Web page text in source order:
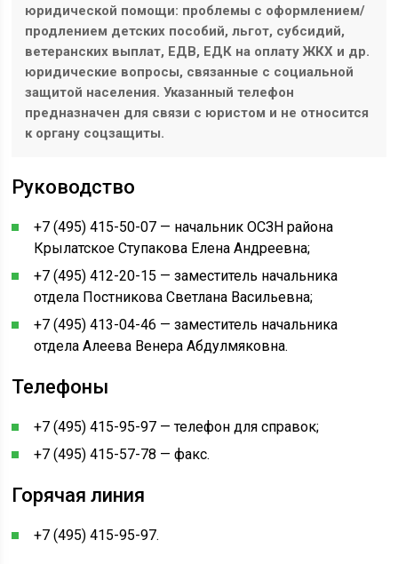
юридической помощи: проблемы с оформлением/
продлением детских пособий, льгот, субсидий,
ветеранских выплат, ЕДВ, ЕДК на оплату ЖКХ и др.
юридические вопросы, связанные с социальной
защитой населения. Указанный телефон
предназначен для связи с юристом и не относится
к органу соцзащиты.
Руководство
+7 (495) 415-50-07 — начальник ОСЗН района
Крылатское Ступакова Елена Андреевна;
+7 (495) 412-20-15 — заместитель начальника
отдела Постникова Светлана Васильевна;
+7 (495) 413-04-46 — заместитель начальника
отдела Алеева Венера Абдулмяковна.
Телефоны
+7 (495) 415-95-97 — телефон для справок;
+7 (495) 415-57-78 — факс.
Горячая линия
+7 (495) 415-95-97.